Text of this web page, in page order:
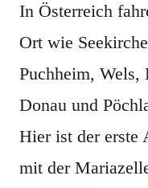
In Österreich
Ort wie
Puchheim, Wels,
Donau und
Hier ist der erste
mit der